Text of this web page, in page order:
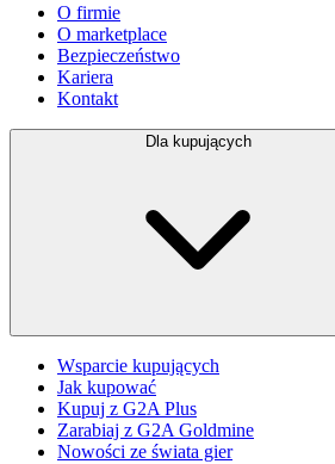
O firmie
O marketplace
Bezpieczeństwo
Kariera
Kontakt
Dla kupujących
Wsparcie kupujących
Jak kupować
Kupuj z G2A Plus
Zarabiaj z G2A Goldmine
Nowości ze świata gier